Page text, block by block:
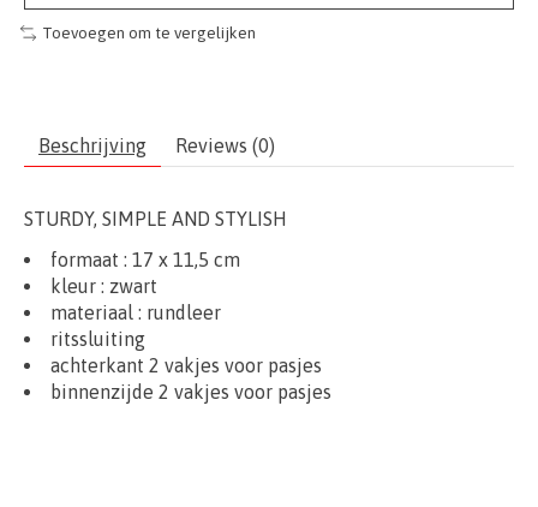
Toevoegen om te vergelijken
Beschrijving Reviews (0)
STURDY, SIMPLE AND STYLISH
formaat : 17 x 11,5 cm
kleur : zwart
materiaal : rundleer
ritssluiting
achterkant 2 vakjes voor pasjes
binnenzijde 2 vakjes voor pasjes